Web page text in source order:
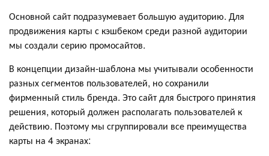
Основной сайт подразумевает большую аудиторию. Для
продвижения карты с кэшбеком среди разной аудитории
мы создали серию промосайтов.
В концепции дизайн-шаблона мы учитывали особенности
разных сегментов пользователей, но сохранили
фирменный стиль бренда. Это сайт для быстрого принятия
решения, который должен располагать пользователей к
действию. Поэтому мы сгруппировали все преимущества
карты на 4 экранах: